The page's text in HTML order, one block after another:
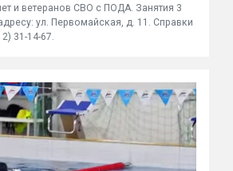
и ветеранов СВО с ПОДА. Занятия 3
ул. Первомайская, д. 11. Справки
31-14-67.